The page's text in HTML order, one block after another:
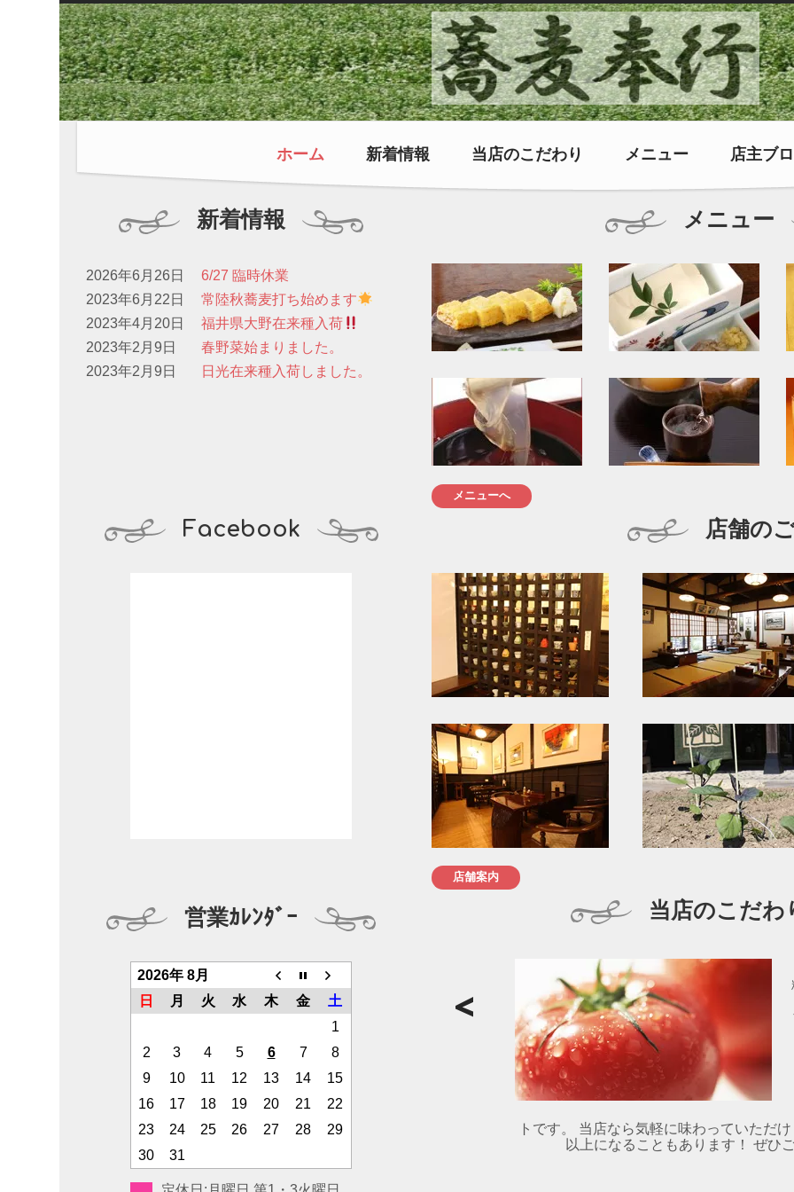
ホーム 新着情報 当店のこだわり メニュー 店主ブ
新着情報
2026年6月26日
6/27 臨時休業
2023年6月22日
常陸秋蕎麦打ち始めます
2023年4月20日
福井県大野在来種入荷
2023年2月9日
春野菜始まりました。
2023年2月9日
日光在来種入荷しました。
メニュー
メニューへ
Facebook
営業ｶﾚﾝﾀﾞｰ
2026年 8月
日
月 火 水 木 金
土
1
2
3 4 5 6 7
8
9
10 11 12 13 14
15
16
17 18 19 20 21
22
23
24 25 26 27 28
29
30
31
店舗の
店舗案内
当店のこだわ
トです。 当店なら気軽に味わっていただ
以上になることもあります！ ぜひ